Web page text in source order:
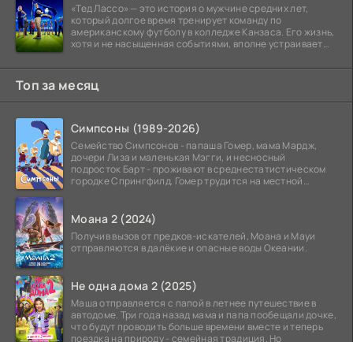
«Тед Лассо» — это история о мужчине средних лет,
который долгое время тренирует команду по
американскому футболу в колледже Канзаса. Его жизнь,
хотя и не насыщенная событиями, вполне устраивает
Топ за месяц
Симпсоны (1989-2026)
Семейство Симпсонов - папаша Гомер, мама Мардж,
дочери Лиза и маленькая Мэгги, и несносный
подросток Барт - проживают в среднестатистическом
городке Спрингфилд. Гомер трудится на местной
Моана 2 (2024)
Получив вызов от предков-искателей, Моана и Мауи
отправляются в далёкие и опасные воды Океании.
Не одна дома 2 (2025)
Маша отправляется с папой в летнее путешествие в
автодоме. Три года назад мама и папа пообещали дочке,
что будут проводить больше времени вместе и теперь
поездка на природу - семейная традиция. Но